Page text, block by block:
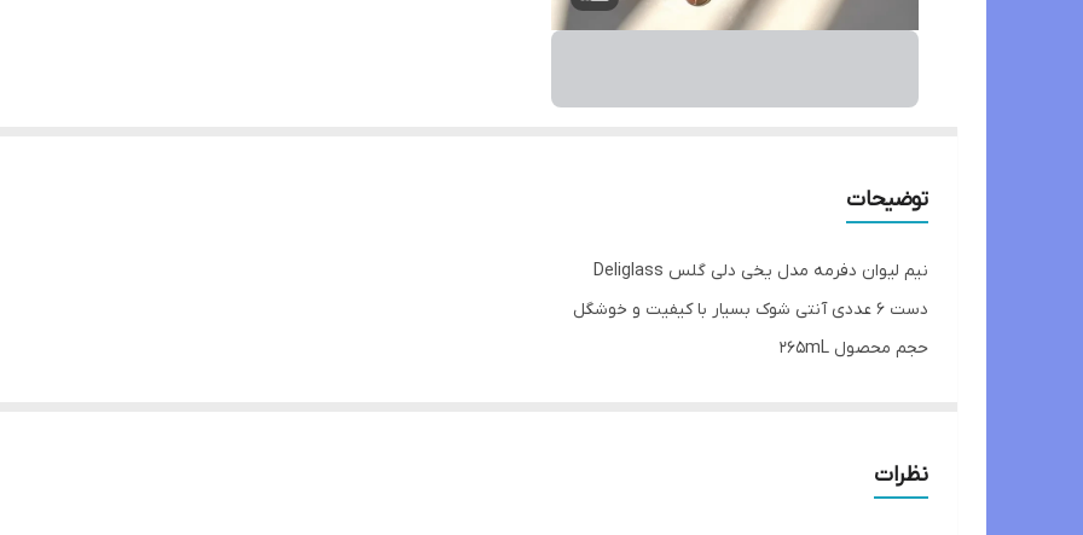
توضیحات
نیم لیوان دفرمه مدل یخی دلی گلس Deliglass
دست ۶ عددی آنتی شوک بسیار با کیفیت و خوشگل
حجم محصول ۲۶۵mL
تضمین اصالت کالا
و تضمین سلامت کالا در ارسال
نظرات